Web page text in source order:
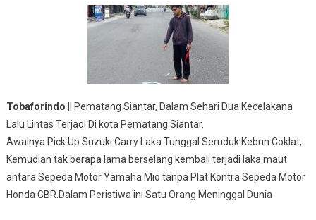
Tobaforindo || Pematang Siantar, Dalam Sehari Dua Kecelakana
Lalu Lintas Terjadi Di kota Pematang Siantar.
Awalnya Pick Up Suzuki Carry Laka Tunggal Seruduk Kebun Coklat,
Kemudian tak berapa lama berselang kembali terjadi laka maut
antara Sepeda Motor Yamaha Mio tanpa Plat Kontra Sepeda Motor
Honda CBR.Dalam Peristiwa ini Satu Orang Meninggal Dunia